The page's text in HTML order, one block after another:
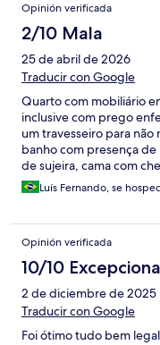
Opinión verificada
2/10 Mala
25 de abril de 2026
Traducir con Google
Quarto com mobiliário
inclusive com prego
um travesseiro para não
banho com presença
de sujeira, cama com
cheiro de mofo e mofo
tempo. Café da manhã
Luís Fernando, se
Opinión verificada
10/10
2 de diciembre de 2025
Traducir con Google
Foi ótimo tudo bem